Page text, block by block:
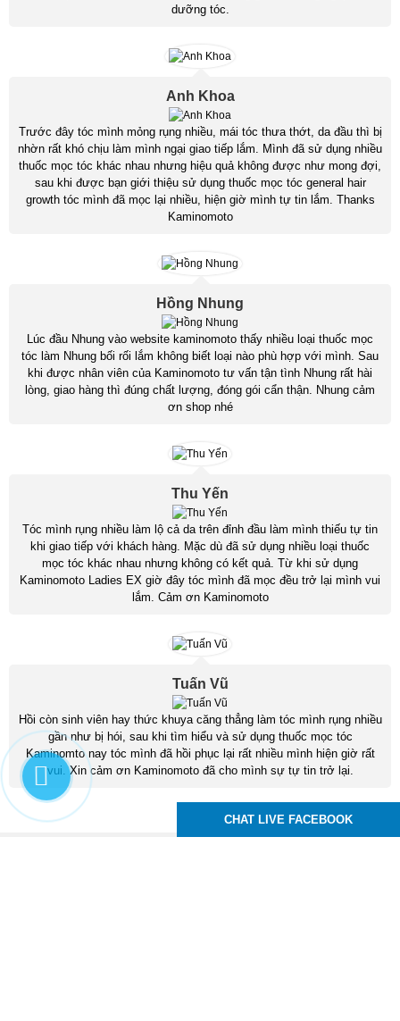
dưỡng tóc.
Anh Khoa
Trước đây tóc mình mỏng rụng nhiều, mái tóc thưa thớt, da đầu thì bị
nhờn rất khó chịu làm mình ngại giao tiếp lắm. Mình đã sử dụng nhiều
thuốc mọc tóc khác nhau nhưng hiệu quả không được như mong đợi,
sau khi được bạn giới thiệu sử dụng thuốc mọc tóc general hair
growth tóc mình đã mọc lại nhiều, hiện giờ mình tự tin lắm. Thanks
Kaminomoto
Hồng Nhung
Lúc đầu Nhung vào website kaminomoto thấy nhiều loại thuốc mọc
tóc làm Nhung bối rối lắm không biết loại nào phù hợp với mình. Sau
khi được nhân viên của Kaminomoto tư vấn tận tình Nhung rất hài
lòng, giao hàng thì đúng chất lượng, đóng gói cẩn thận. Nhung cảm
ơn shop nhé
Thu Yến
Tóc mình rụng nhiều làm lộ cả da trên đỉnh đầu làm mình thiếu tự tin
khi giao tiếp với khách hàng. Mặc dù đã sử dụng nhiều loại thuốc
mọc tóc khác nhau nhưng không có kết quả. Từ khi sử dụng
Kaminomoto Ladies EX giờ đây tóc mình đã mọc đều trở lại mình vui
lắm. Cảm ơn Kaminomoto
Tuấn Vũ
Hồi còn sinh viên hay thức khuya căng thẳng làm tóc mình rụng nhiều
gần như bị hói, sau khi tìm hiểu và sử dụng thuốc mọc tóc
Kaminomto nay tóc mình đã hồi phục lại rất nhiều mình hiện giờ rất
vui. Xin cảm ơn Kaminomoto đã cho mình sự tự tin trở lại.
CHAT LIVE FACEBOOK